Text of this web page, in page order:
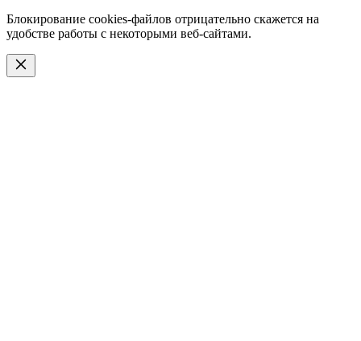
Блокирование cookies-файлов отрицательно скажется на
удобстве работы с некоторыми веб-сайтами.